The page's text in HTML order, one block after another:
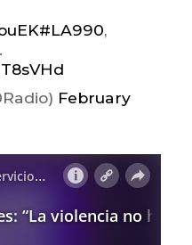
#LA990,
February